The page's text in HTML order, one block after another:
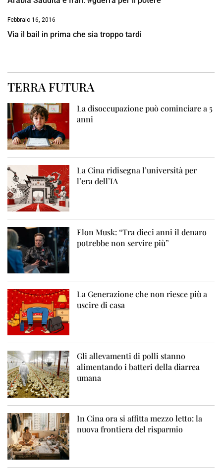
Febbraio 16, 2016
Via il bail in prima che sia troppo tardi
TERRA FUTURA
La disoccupazione può cominciare a 5
anni
La Cina ridisegna l’università per
l’era dell’IA
Elon Musk: “Tra dieci anni il denaro
potrebbe non servire più”
La Generazione che non riesce più a
uscire di casa
Gli allevamenti di polli stanno
alimentando i batteri della diarrea
umana
In Cina ora si affitta mezzo letto: la
nuova frontiera del risparmio